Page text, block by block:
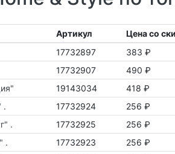
Артикул Цена со
17732897 383 ₽
17732907 490 ₽
19143034 418 ₽
.
17732924 256 ₽
.
17732925 256 ₽
.
17732923 256 ₽